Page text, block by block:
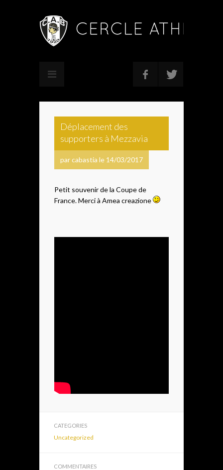
Déplacement des
supporters à Mezzavia
par cabastia le 14/03/2017
Petit souvenir de la Coupe de
France. Merci à Amea creazione
CATEGORIES
Uncategorized
COMMENTAIRES